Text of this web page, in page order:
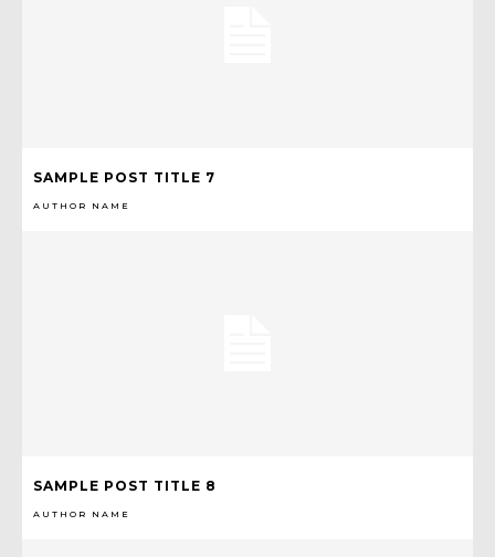
SAMPLE POST TITLE 7
AUTHOR NAME
SAMPLE POST TITLE 8
AUTHOR NAME